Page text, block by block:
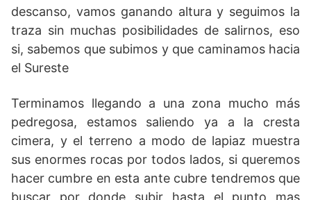
descanso, vamos ganando altura y seguimos la
traza sin muchas posibilidades de salirnos, eso
si, sabemos que subimos y que caminamos hacia
el Sureste
Terminamos llegando a una zona mucho más
pedregosa, estamos saliendo ya a la cresta
cimera, y el terreno a modo de lapiaz muestra
sus enormes rocas por todos lados, si queremos
hacer cumbre en esta ante cubre tendremos que